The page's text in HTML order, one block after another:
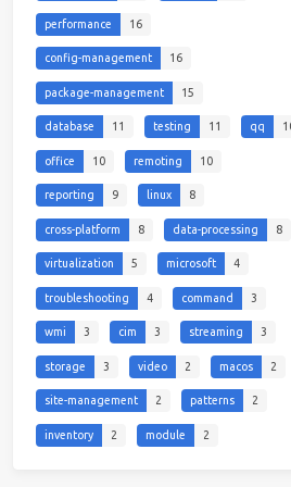
performance 16
config-management 16
package-management 15
database 11 testing 11 qq
office 10 remoting 10
reporting 9 linux 8
cross-platform 8 data-processing 8
virtualization 5 microsoft 4
troubleshooting 4 command 3
wmi 3 cim 3 streaming 3
storage 3 video 2 macos 2
site-management 2 patterns 2
inventory 2 module 2